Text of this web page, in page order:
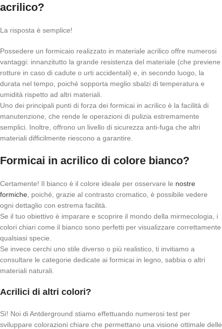
acrilico?
La risposta è semplice!
Possedere un formicaio realizzato in materiale acrilico offre numerosi
vantaggi: innanzitutto la grande resistenza del materiale (che previene
rotture in caso di cadute o urti accidentali) e, in secondo luogo, la
durata nel tempo, poiché sopporta meglio sbalzi di temperatura e
umidità rispetto ad altri materiali.
Uno dei principali punti di forza dei formicai in acrilico è la facilità di
manutenzione, che rende le operazioni di pulizia estremamente
semplici. Inoltre, offrono un livello di sicurezza anti-fuga che altri
materiali difficilmente riescono a garantire.
Formicai in acrilico di colore bianco?
Certamente! Il bianco è il colore ideale per osservare le nostre
formiche , poiché, grazie al contrasto cromatico, è possibile vedere
ogni dettaglio con estrema facilità.
Se il tuo obiettivo è imparare e scoprire il mondo della mirmecologia, i
colori chiari come il bianco sono perfetti per visualizzare correttamente
qualsiasi specie.
Se invece cerchi uno stile diverso o più realistico, ti invitiamo a
consultare le categorie dedicate ai formicai in legno, sabbia o altri
materiali naturali.
Acrilici di altri colori?
Sì! Noi di Antderground stiamo effettuando numerosi test per
sviluppare colorazioni chiare che permettano una visione ottimale delle